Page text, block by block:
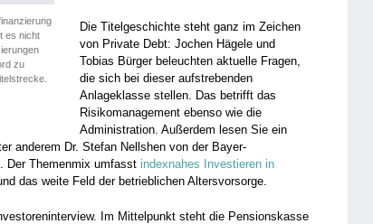
es nicht
zu
Die Titelgeschichte steht ganz im Zeichen
von Private Debt: Jochen Hägele und
Tobias Bürger beleuchten aktuelle Fragen,
die sich bei dieser aufstrebenden
Anlageklasse stellen. Das betrifft das
Risikomanagement ebenso wie die
Administration. Außerdem lesen Sie ein
anderem Dr. Stefan Nellshen von der Bayer-
Der Themenmix umfasst indexnahes Investieren in
das weite Feld der betrieblichen Altersvorsorge.
Im Mittelpunkt steht die Pensionskasse